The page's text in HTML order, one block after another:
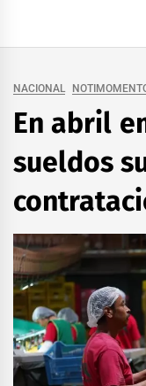
NACIONAL
En abril
sueldos